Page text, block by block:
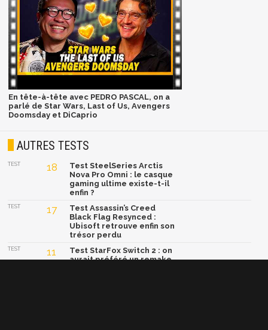
En tête-à-tête avec PEDRO PASCAL, on a
parlé de Star Wars, Last of Us, Avengers
Doomsday et DiCaprio
AUTRES TESTS
TEST 18
Test SteelSeries Arctis
Nova Pro Omni : le casque
gaming ultime existe-t-il
enfin ?
TEST 17
Test Assassin’s Creed
Black Flag Resynced :
Ubisoft retrouve enfin son
trésor perdu
TEST 11
Test StarFox Switch 2 : on
aurait préféré un remake